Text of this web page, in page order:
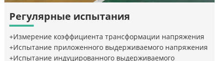
Регулярные испытания
+Измерение коэффициента трансформации напряжения
+Испытание приложенного выдерживаемого напряжения
+Испытание индуцированного выдерживаемого